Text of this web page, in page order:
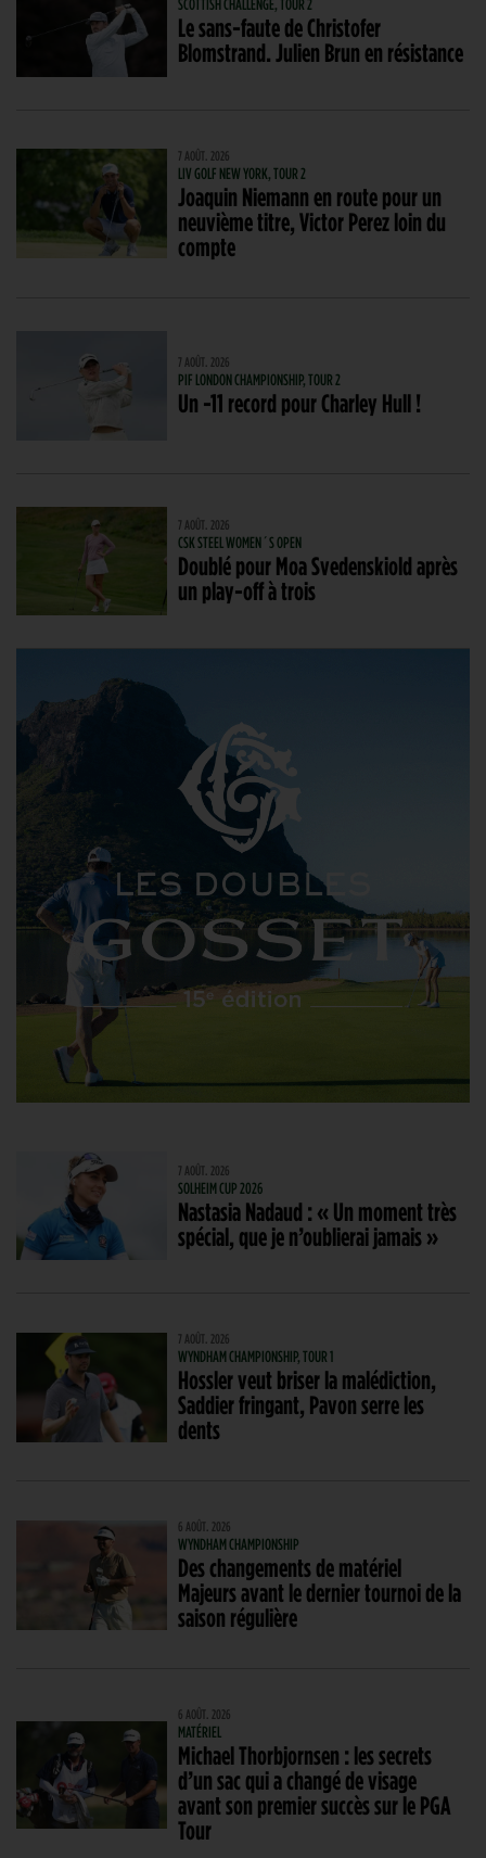
SCOTTISH CHALLENGE, TOUR 2
Le sans-faute de Christofer
Blomstrand. Julien Brun en résistance
7 AOÛT. 2026
LIV GOLF NEW YORK, TOUR 2
Joaquin Niemann en route pour un
neuvième titre, Victor Perez loin du
compte
7 AOÛT. 2026
PIF LONDON CHAMPIONSHIP, TOUR 2
Un -11 record pour Charley Hull !
7 AOÛT. 2026
CSK STEEL WOMEN´S OPEN
Doublé pour Moa Svedenskiold après
un play-off à trois
7 AOÛT. 2026
SOLHEIM CUP 2026
Nastasia Nadaud : « Un moment très
spécial, que je n’oublierai jamais »
7 AOÛT. 2026
WYNDHAM CHAMPIONSHIP, TOUR 1
Hossler veut briser la malédiction,
Saddier fringant, Pavon serre les
dents
6 AOÛT. 2026
WYNDHAM CHAMPIONSHIP
Des changements de matériel
Majeurs avant le dernier tournoi de la
saison régulière
6 AOÛT. 2026
MATÉRIEL
Michael Thorbjornsen : les secrets
d’un sac qui a changé de visage
avant son premier succès sur le PGA
Tour